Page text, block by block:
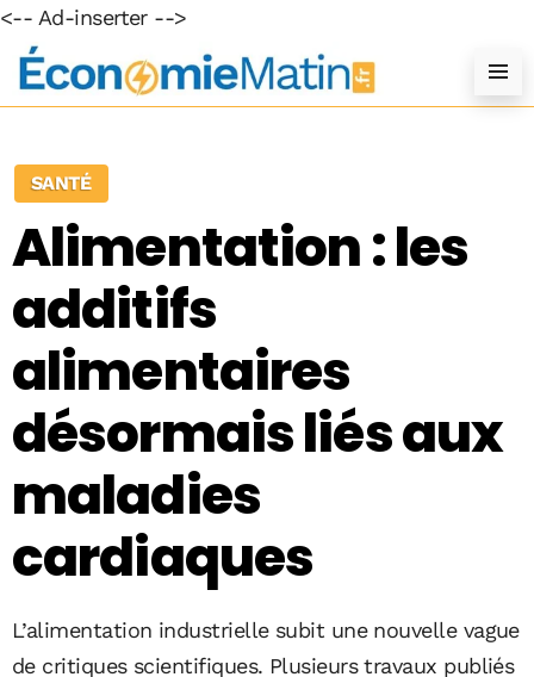
<-- Ad-inserter -->
SANTÉ
Alimentation : les
additifs
alimentaires
désormais liés aux
maladies
cardiaques
L’alimentation industrielle subit une nouvelle vague
de critiques scientifiques. Plusieurs travaux publiés